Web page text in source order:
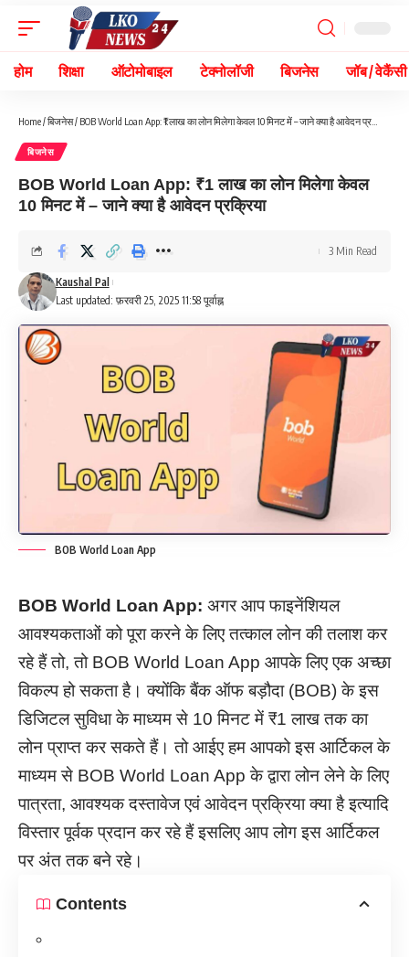
होम शिक्षा ऑटोमोबाइल टेक्नोलॉजी बिजनेस जॉब / वेकैंसी
Home/बिजनेस/ BOB World Loan App: ₹1 लाख का लोन मिलेगा केवल 10 मिनट में – जाने क्या है आवेदन प्रक्रिया
बिजनेस
BOB World Loan App: ₹1 लाख का लोन मिलेगा केवल
10 मिनट में – जाने क्या है आवेदन प्रक्रिया
Last updated: फ़रवरी 25, 2025 11:58 पूर्वाह्न
Kaushal Pal
3 Min Read
BOB World Loan App
BOB World Loan App: अगर आप फाइनेंशियल
आवश्यकताओं को पूरा करने के लिए तत्काल लोन की तलाश कर
रहे हैं तो, तो BOB World Loan App आपके लिए एक अच्छा
विकल्प हो सकता है। क्योंकि बैंक ऑफ बड़ौदा (BOB) के इस
डिजिटल सुविधा के माध्यम से 10 मिनट में ₹1 लाख तक का
लोन प्राप्त कर सकते हैं। तो आईए हम आपको इस आर्टिकल के
माध्यम से BOB World Loan App के द्वारा लोन लेने के लिए
पात्रता, आवश्यक दस्तावेज एवं आवेदन प्रक्रिया क्या है इत्यादि
विस्तार पूर्वक प्रदान कर रहे हैं इसलिए आप लोग इस आर्टिकल
पर अंत तक बने रहे।
Contents